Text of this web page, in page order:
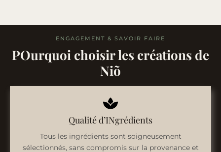
ENGAGEMENT & SAVOIR FAIRE
POurquoi choisir les créations de
Niõ
Qualité d’INgrédients
Tous les ingrédients sont soigneusement
sélectionnés, sans compromis sur la provenance et